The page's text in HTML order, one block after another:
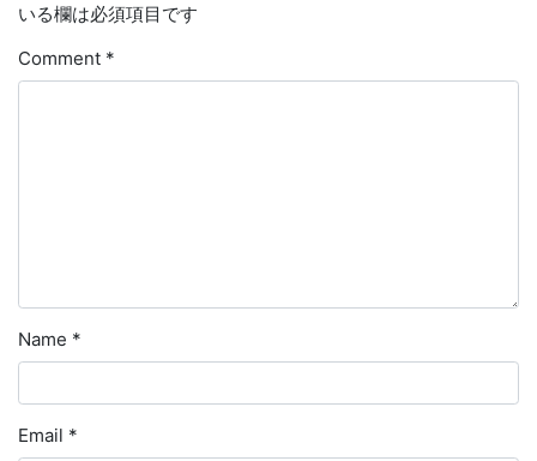
いる欄は必須項目です
Comment *
Name *
Email *